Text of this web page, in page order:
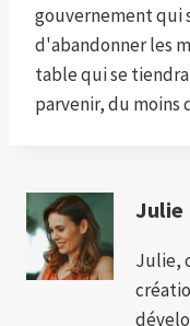
gouvernement qui
d'abandonner les
table qui se
parvenir, du moins
Julie
Julie,